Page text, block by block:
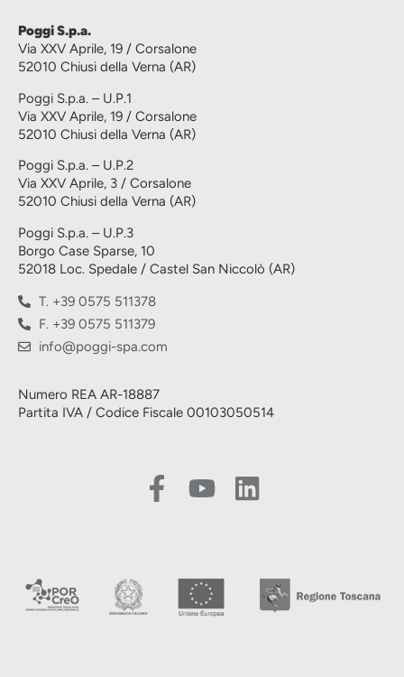
Poggi S.p.a.
Via XXV Aprile, 19 / Corsalone
52010 Chiusi della Verna (AR)
Poggi S.p.a. – U.P.1
Via XXV Aprile, 19 / Corsalone
52010 Chiusi della Verna (AR)
Poggi S.p.a. – U.P.2
Via XXV Aprile, 3 / Corsalone
52010 Chiusi della Verna (AR)
Poggi S.p.a. – U.P.3
Borgo Case Sparse, 10
52018 Loc. Spedale / Castel San Niccolò (AR)
T. +39 0575 511378
F. +39 0575 511379
info@poggi-spa.com
Numero REA AR-18887
Partita IVA / Codice Fiscale 00103050514